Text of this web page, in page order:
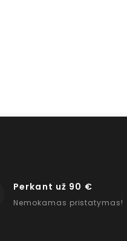
Perkant už 90 €
Nemokamas pristatymas!